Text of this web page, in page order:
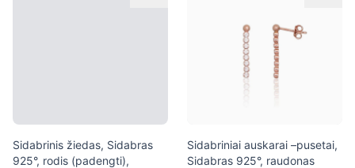
Sidabrinis žiedas, Sidabras
925°, rodis (padengti),
Sidabriniai auskarai –pusetai,
Sidabras 925°, raudonas